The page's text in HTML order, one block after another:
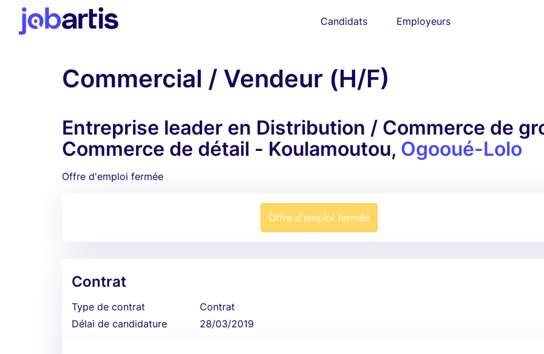
Candidats Employeurs
Commercial / Vendeur (H/F)
Entreprise leader en Distribution / Commerce de
Commerce de détail - Koulamoutou, Ogooué-Lolo
Offre d'emploi fermée
Offre d'emploi fermée
Contrat
Type de contrat
Contrat
Délai de candidature
28/03/2019